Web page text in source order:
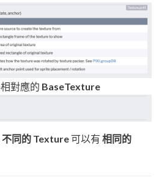
對應的 BaseTexture
不同的 Texture 可以有 相同的